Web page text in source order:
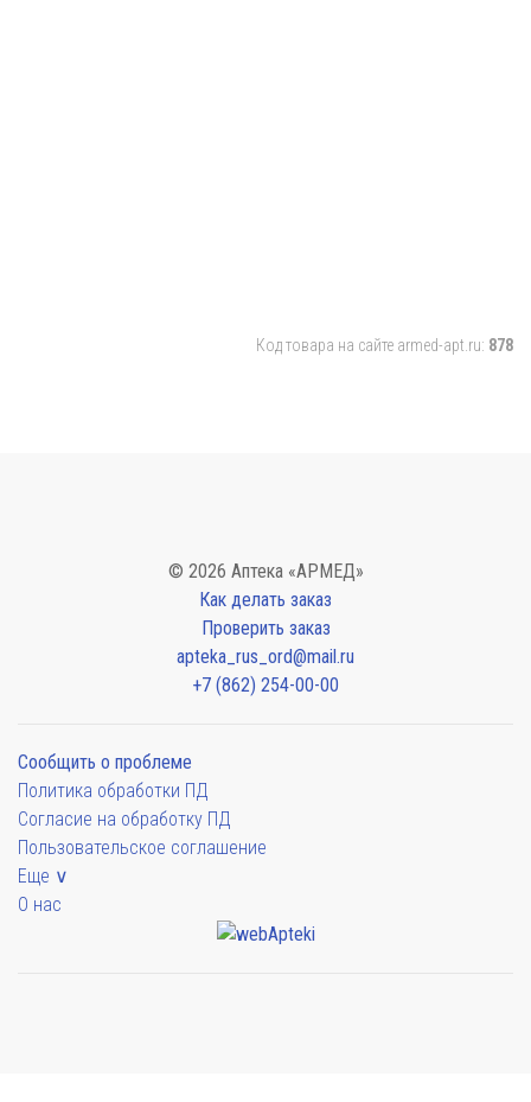
Код товара на сайте armed-apt.ru: 878
© 2026 Аптека «АРМЕД»
Как делать заказ
Проверить заказ
apteka_rus_ord@mail.ru
+7 (862) 254-00-00
Сообщить о проблеме
Политика обработки ПД
Согласие на обработку ПД
Пользовательское соглашение
Еще ∨
О нас